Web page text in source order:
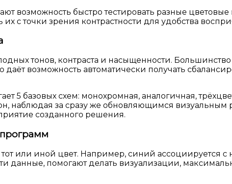
возможность быстро тестировать разные
с точки зрения контрастности для удобства
тонов, контраста и насыщенности.
возможность автоматически получать
5 базовых схем: монохромная, аналогичная,
наблюдая за сразу же обновляющимся визуальным
созданного решения.
или иной цвет. Например, синий ассоциируется
данные, помогают делать визуализации,